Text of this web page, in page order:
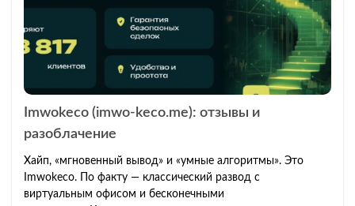
Imwokeco (imwo-keco.me): отзывы и
разоблачение
Хайп, «мгновенный вывод» и «умные алгоритмы». Это
Imwokeco. По факту — классический развод с
виртуальным офисом и бесконечными